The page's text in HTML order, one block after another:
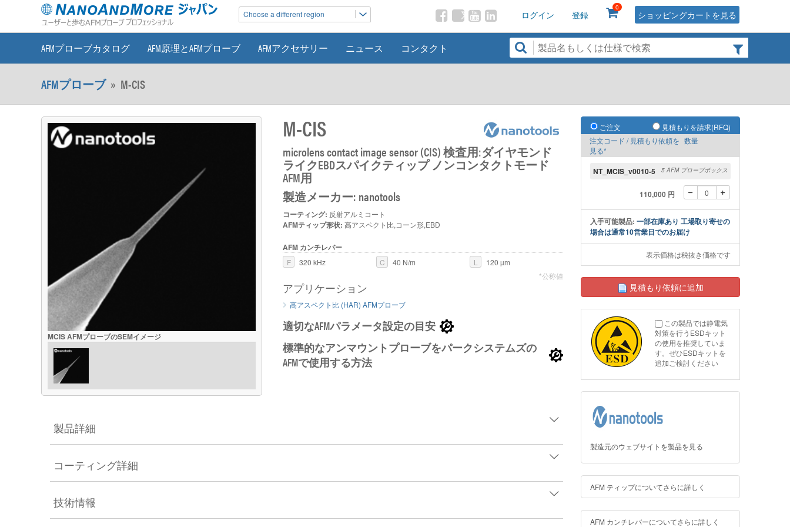
Choose a different region ログイン 登録
0
ショッピングカートを見る
AFMプローブカタログ AFM原理とAFMプローブ AFMアクセサリー ニュース コンタクト
AFMプローブ» M-CIS
ご注文
見積もりを請求(RFQ)
注文コード / 見積もり依頼を
見る*
数量
NT_MCIS_v0010-5 5 AFM プローブボックス
110,000 円
入手可能製品: 一部在庫あり 工場取り寄せの
場合は通常10営業日でのお届け
表示価格は税抜き価格です
見積もり依頼に追加
この製品では静電気
対策を行うESDキット
の使用を推奨していま
す。ぜひESDキットを
追加ご検討ください
MCIS AFMプローブのSEMイメージ
M-CIS
microlens contact image sensor (CIS) 検査用:ダイヤモンド
ライクEBDスパイクティップ ノンコンタクトモード
AFM用
製造メーカー: nanotools
コーティング: 反射アルミコート
AFMティップ形状: 高アスペクト比,コーン形,EBD
AFM カンチレバー
F 320 kHz C 40 N/m L
120 µm
*公称値
アプリケーション
高アスペクト比 (HAR) AFMプローブ
適切なAFMパラメータ設定の目安
標準的なアンマウントプローブをパークシステムズの
AFMで使用する方法
製品詳細
コーティング詳細
技術情報
製造元のウェブサイトを製品を見る
AFM ティップについてさらに詳しく
AFM カンチレバーについてさらに詳しく